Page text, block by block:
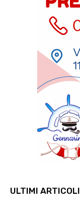
ULTIMI ARTICOLI